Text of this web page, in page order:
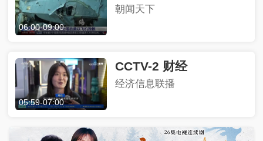
06:00-09:00
朝闻天下
05:59-07:00
CCTV-2 财经
经济信息联播